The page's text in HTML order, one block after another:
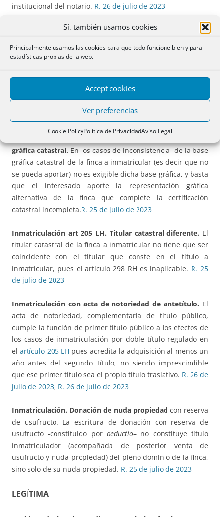
Sí, también usamos cookies
Principalmente usamos las cookies para que todo funcione bien y para
estadísticas propias de la web.
Accept cookies
Ver preferencias
Cookie PolicyPolítica de PrivacidadAviso Legal
institucional del notario. R. 26 de julio de 2023
INMATRICULACIÓN
Inmatriculación art 205 LH. Acta de notoriedad
de título público, cumple la función de primer título
público pues acredita la adquisición al menos un año
antes del segundo título, no siendo imprescindible que ese
primer título sea traslativo.R. 25 de julio de 2023
gráfica catastral.En los casos de inconsistencia de la base
gráfica catastral de la finca a inmatricular (es decir que no
se pueda aportar) no es exigible dicha base gráfica, y basta
que el interesado aporte la representación gráfica
alternativa de la finca que complete la certificación
catastral incompleta.R. 25 de julio de 2023
Inmatriculación art 205 LH. Titular catastral diferente. El
titular catastral de la finca a inmatricular no tiene que ser
coincidente con el titular que conste en el título a
inmatricular, pues el artículo 298 RH es inaplicable. R. 25
de julio de 2023
Inmatriculación con acta de notoriedad de antetítulo. El
acta de notoriedad, complementaria de título público,
cumple la función de primer título público a los efectos de
los casos de inmatriculación por doble título regulado en
elartículo 205 LH pues acredita la adquisición al menos un
año antes del segundo título, no siendo imprescindible
que ese primer título sea el propio título traslativo. R. 26 de
julio de 2023, R. 26 de julio de 2023
Inmatriculación. Donación de nuda propiedad con reserva
de usufructo. La escritura de donación con reserva de
usufructo -constituido por deductio– no constituye título
inmatriculador (acompañada de posterior venta de
usufructo y nuda-propiedad) del pleno dominio de la finca,
sino solo de su nuda-propiedad. R. 25 de julio de 2023
LEGÍTIMA